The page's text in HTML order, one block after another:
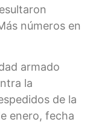
números en
armado
la
de la
enero, fecha